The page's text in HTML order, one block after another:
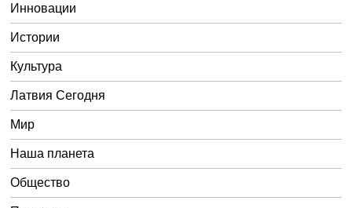
Инновации
Истории
Культура
Латвия Сегодня
Мир
Наша планета
Общество